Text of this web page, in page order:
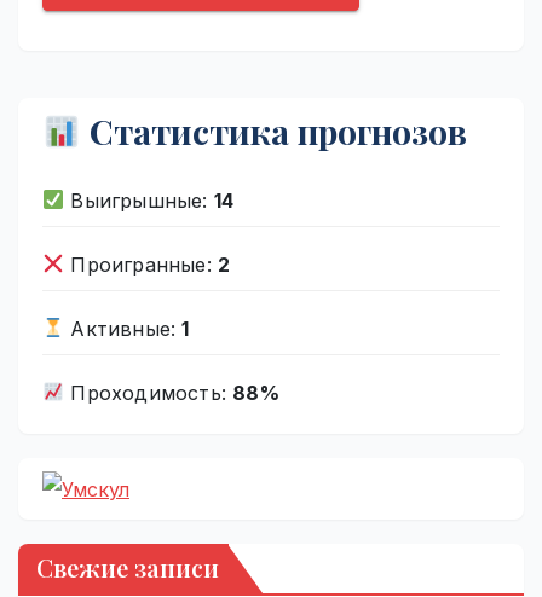
Статистика прогнозов
Выигрышные: 14
Проигранные: 2
Активные:1
Проходимость: 88%
Свежие записи